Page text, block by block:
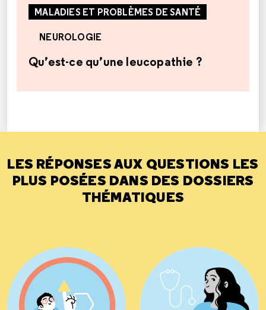
MALADIES ET PROBLÈMES DE SANTÉ
NEUROLOGIE
Qu’est-ce qu’une leucopathie ?
LES RÉPONSES AUX QUESTIONS LES
PLUS POSÉES DANS DES DOSSIERS
THÉMATIQUES